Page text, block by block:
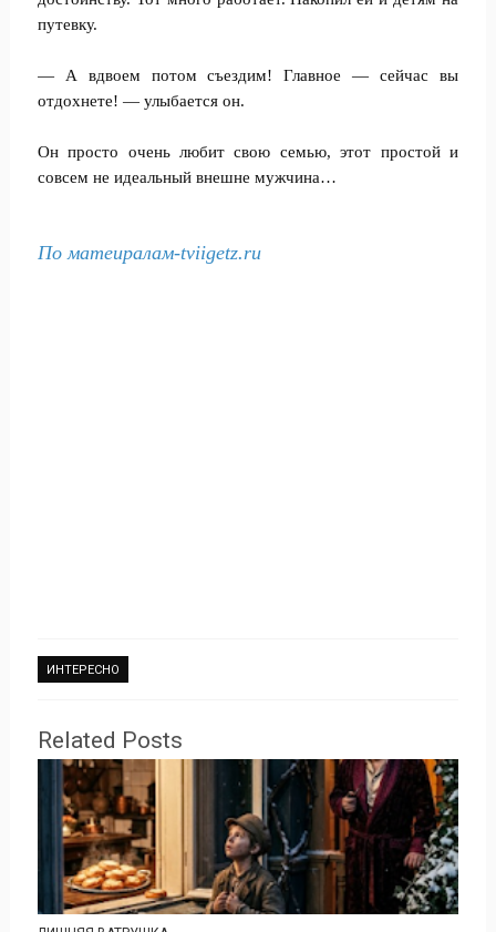
путевку.
— А вдвоем потом съездим! Главное — сейчас вы
отдохнете! — улыбается он.
Он просто очень любит свою семью, этот простой и
совсем не идеальный внешне мужчина…
По матеиралам-tviigetz.ru
ИНТЕРЕСНО
Related Posts